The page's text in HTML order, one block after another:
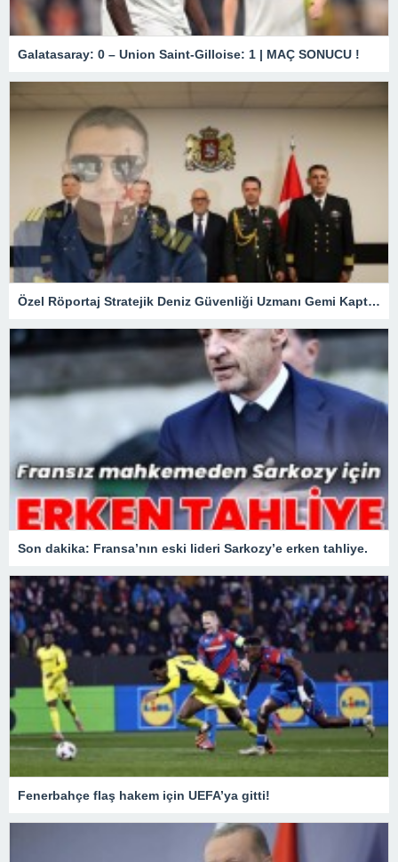
Galatasaray: 0 – Union Saint-Gilloise: 1 | MAÇ SONUCU !
Özel Röportaj Stratejik Deniz Güvenliği Uzmanı Gemi Kaptanı Şahin Avşar ile Konuştuk? “Karadeniz’de yeni bir güvenlik mimarisi mi doğuyor?
Son dakika: Fransa’nın eski lideri Sarkozy’e erken tahliye.
Fenerbahçe flaş hakem için UEFA’ya gitti!